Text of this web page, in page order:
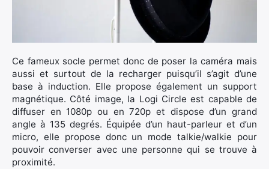
Ce fameux socle permet donc de poser la caméra mais
aussi et surtout de la recharger puisqu’il s’agit d’une
base à induction. Elle propose également un support
magnétique. Côté image, la Logi Circle est capable de
diffuser en 1080p ou en 720p et dispose d’un grand
angle à 135 degrés. Équipée d’un haut-parleur et d’un
micro, elle propose donc un mode talkie/walkie pour
pouvoir converser avec une personne qui se trouve à
proximité.